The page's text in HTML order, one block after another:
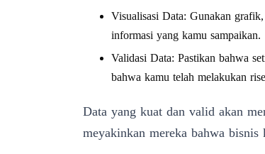
Visualisasi Data: Gunakan
informasi yang kamu sampaikan.
Validasi Data: Pastikan bahwa
bahwa kamu telah melakukan
Data yang kuat dan valid akan
meyakinkan mereka bahwa